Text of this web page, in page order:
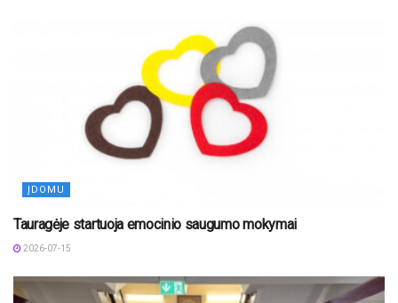
ĮDOMU
Tauragėje startuoja emocinio saugumo mokymai
2026-07-15